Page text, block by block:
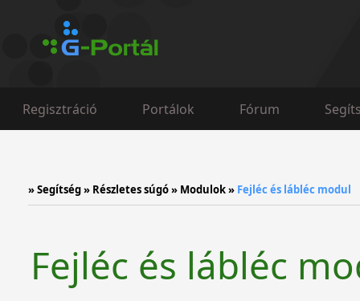
Regisztráció Portálok Fórum
»Segítség» Részletes súgó» Modulok» Fejléc és lábléc modul
Fejléc és lábléc